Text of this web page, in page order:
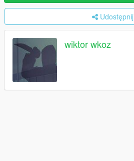
Udostępnij
wiktor wkoz